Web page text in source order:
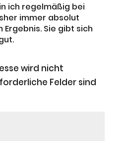
ich regelmäßig bei
immer absolut
Sie gibt sich
wird nicht
Felder sind